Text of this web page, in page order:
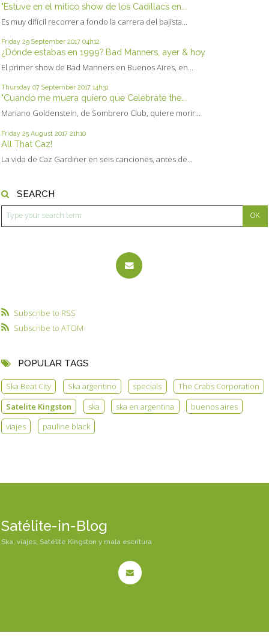
"Estuve en el mítico show de los Cadillacs en...
Es muy difícil recorrer a fondo la carrera del bajista...
Friday 29 September 2017 04h12
¿Dónde estabas en 1999? Bad Manners, ayer & hoy
El primer show de Bad Manners en Buenos Aires, en...
Thursday 07 September 2017 14h31
"Cuando me muera quiero que Celebrate the...
Mariano Goldenstein, de Sombrero Club, quiere morir...
Friday 25 August 2017 21h10
All That Caz!
La vida de Caz Gardiner en seis canciones, antes de...
SEARCH
Subscribe to RSS
Subscribe to ATOM
POPULAR TAGS
Ska Beat City Ska argentino specials
The Crabs Corporation
Satelite Kingston
ska ska en argentina
buenos aires
viajes
pauline black
Satélite-in-Blog
Ska, viajes, Satélite Kingston y mala escritura